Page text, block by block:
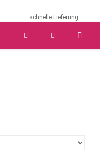
schnelle Lieferung